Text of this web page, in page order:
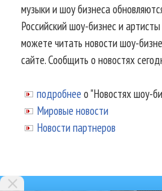
музыки и шоу бизнеса
Российский шоу-бизнес и
можете читать новости шоу-
сайте. Сообщить о новостях
подробнее о "Новостях шоу-
Мировые новости
Новости партнеров